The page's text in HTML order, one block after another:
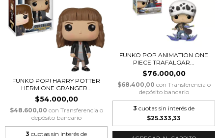
FUNKO POP! HARRY POTTER
HERMIONE GRANGER...
$54.000,00
$48.600,00 con Transferencia o
depósito bancario
3 cuotas sin interés de
FUNKO POP ANIMATION ONE
PIECE TRAFALGAR...
$76.000,00
$68.400,00 con Transferencia o
depósito bancario
3 cuotas sin interés de
$25.333,33